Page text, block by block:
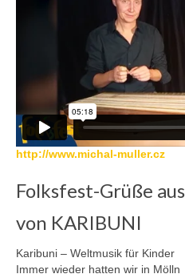
http://www.michal-muller.cz
Folksfest-Grüße
von KARIBUNI
Karibuni – Weltmusik für Kinder
Immer wieder hatten wir in Mölln